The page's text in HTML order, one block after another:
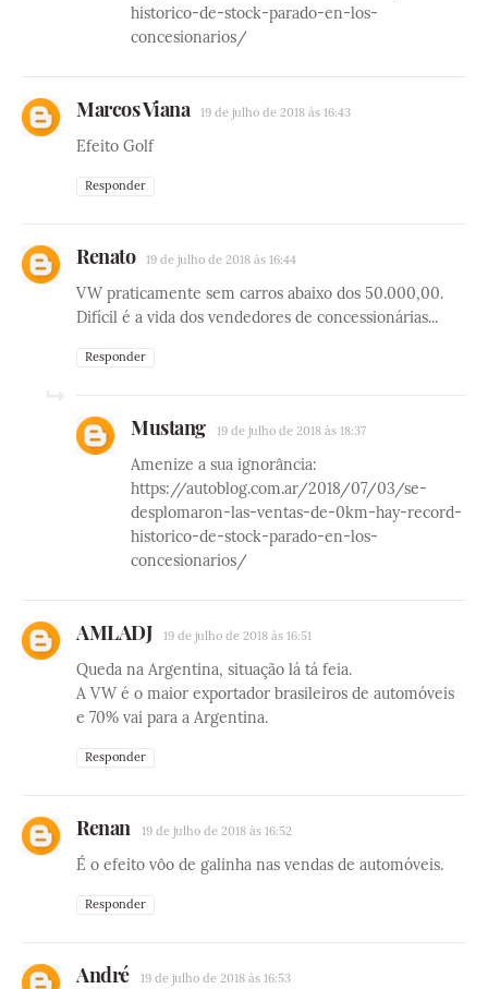
historico-de-stock-parado-en-los-
concesionarios/
Marcos Viana 19 de julho de 2018 às 16:43
Efeito Golf
Responder
Renato 19 de julho de 2018 às 16:44
VW praticamente sem carros abaixo dos 50.000,00.
Difícil é a vida dos vendedores de concessionárias...
Responder
Mustang 19 de julho de 2018 às 18:37
Amenize a sua ignorância:
https://autoblog.com.ar/2018/07/03/se-
desplomaron-las-ventas-de-0km-hay-record-
historico-de-stock-parado-en-los-
concesionarios/
AMLADJ 19 de julho de 2018 às 16:51
Queda na Argentina, situação lá tá feia.
A VW é o maior exportador brasileiros de automóveis
e 70% vai para a Argentina.
Responder
Renan 19 de julho de 2018 às 16:52
É o efeito vôo de galinha nas vendas de automóveis.
Responder
André 19 de julho de 2018 às 16:53